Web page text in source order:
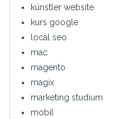
künstler website
kurs google
local seo
mac
magento
magix
marketing studium
mobil